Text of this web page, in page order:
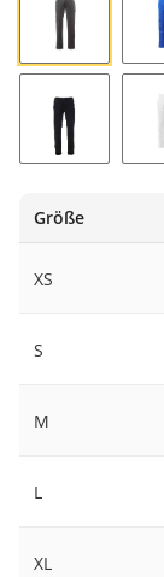
ANTHRAZIT
Größe
XS
S
M
L
XL